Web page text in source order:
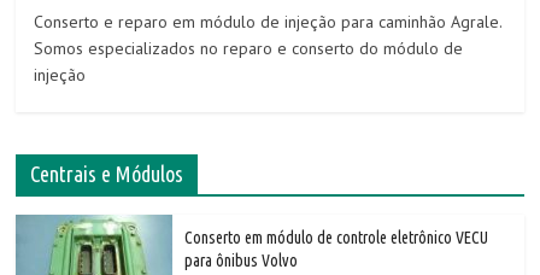
Conserto e reparo em módulo de injeção para caminhão Agrale.
Somos especializados no reparo e conserto do módulo de
injeção
Centrais e Módulos
Conserto em módulo de controle eletrônico VECU
para ônibus Volvo